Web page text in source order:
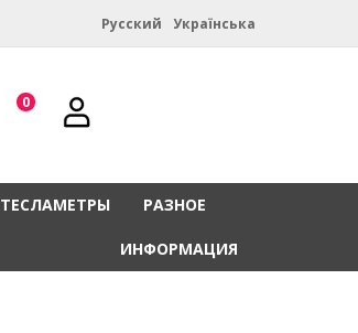
Русский Українська
0
ТЕСЛАМЕТРЫ РАЗНОЕ
ИНФОРМАЦИЯ